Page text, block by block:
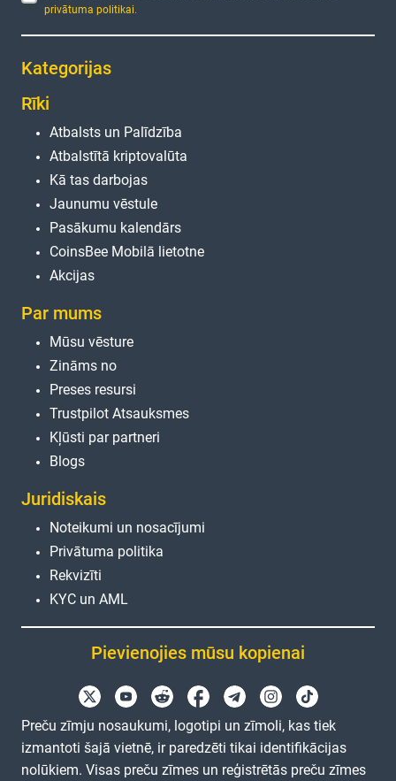
privātuma politikai.
Kategorijas
Rīki
Atbalsts un Palīdzība
Atbalstītā kriptovalūta
Kā tas darbojas
Jaunumu vēstule
Pasākumu kalendārs
CoinsBee Mobilā lietotne
Akcijas
Par mums
Mūsu vēsture
Zināms no
Preses resursi
Trustpilot Atsauksmes
Kļūsti par partneri
Blogs
Juridiskais
Noteikumi un nosacījumi
Privātuma politika
Rekvizīti
KYC un AML
Pievienojies mūsu kopienai
Preču zīmju nosaukumi, logotipi un zīmoli, kas tiek
izmantoti šajā vietnē, ir paredzēti tikai identifikācijas
nolūkiem. Visas preču zīmes un reģistrētās preču zīmes